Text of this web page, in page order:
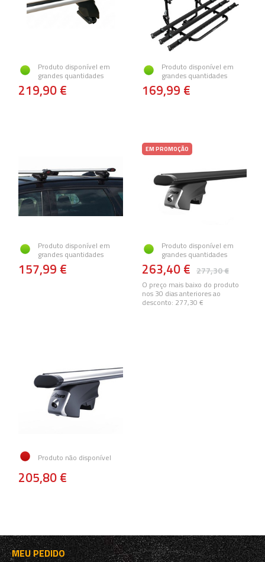
Produto disponível em
grandes quantidades
219,90 €
Produto disponível em
grandes quantidades
169,99 €
Produto disponível em
grandes quantidades
157,99 €
EM PROMOÇÃO
Produto disponível em
grandes quantidades
277,30 €
263,40 €
O preço mais baixo do produto
nos 30 dias anteriores ao
desconto: 277,30 €
Produto não disponível
205,80 €
MEU PEDIDO